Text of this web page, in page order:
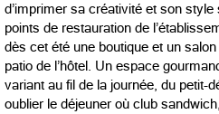
d’imprimer sa créativité et son
points de restauration de
dès cet été une boutique et un
patio de l’hôtel. Un espace
variant au fil de la journée, du petit-
oublier le déjeuner où club